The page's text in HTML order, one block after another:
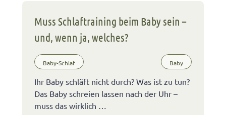
Muss Schlaftraining beim Baby sein –
und, wenn ja, welches?
Baby-Schlaf Baby
Ihr Baby schläft nicht durch? Was ist zu tun?
Das Baby schreien lassen nach der Uhr –
muss das wirklich …